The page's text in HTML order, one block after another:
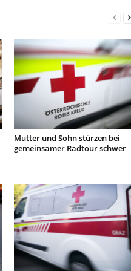
Mutter und Sohn stürzen bei
gemeinsamer Radtour schwer